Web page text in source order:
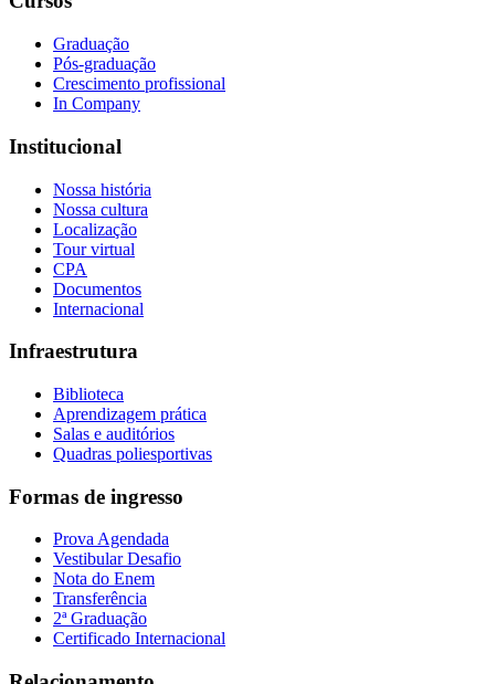
Graduação
Pós-graduação
Crescimento profissional
In Company
Institucional
Nossa história
Nossa cultura
Localização
Tour virtual
CPA
Documentos
Internacional
Infraestrutura
Biblioteca
Aprendizagem prática
Salas e auditórios
Quadras poliesportivas
Formas de ingresso
Prova Agendada
Vestibular Desafio
Nota do Enem
Transferência
2ª Graduação
Certificado Internacional